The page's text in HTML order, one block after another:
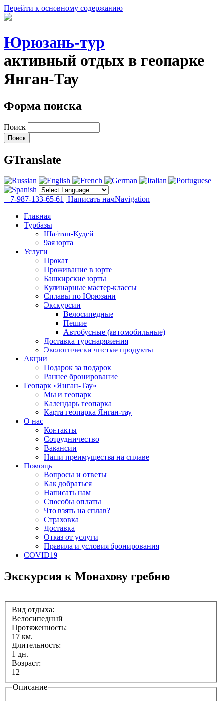
Перейти к основному содержанию
Юрюзань-тур
активный отдых в геопарке
Янган-Тау
Форма поиска
Поиск
GTranslate
+7-987-133-65-61 Написать намNavigation
Главная
Турбазы
Шайтан-Кудей
9ая юрта
Услуги
Прокат
Проживание в юрте
Башкирские юрты
Кулинарные мастер-классы
Сплавы по Юрюзани
Экскурсии
Велосипедные
Пешие
Автобусные (автомобильные)
Доставка турснаряжения
Экологически чистые продукты
Акции
Подарок за подарок
Раннее бронирование
Геопарк «Янган-Тау»
Мы и геопарк
Календарь геопарка
Карта геопарка Янган-тау
О нас
Контакты
Сотрудничество
Вакансии
Наши преимущества на сплаве
Помощь
Вопросы и ответы
Как добраться
Написать нам
Способы оплаты
Что взять на сплав?
Страховка
Доставка
Отказ от услуги
Правила и условия бронирования
COVID19
Экскурсия к Монахову гребню
Вид отдыха:
Велосипедный
Протяженность:
17 км.
Длительность:
1 дн.
Возраст:
12+
Описание